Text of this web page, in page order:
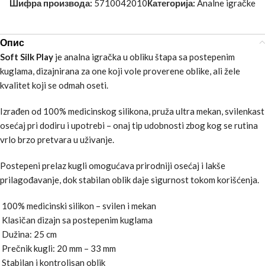
Шифра производа: 5710042010Категорија: Analne igračke
Опис
Soft Silk Play je analna igračka u obliku štapa sa postepenim
kuglama, dizajnirana za one koji vole proverene oblike, ali žele
kvalitet koji se odmah oseti.
Izrađen od 100% medicinskog silikona, pruža ultra mekan, svilenkast
osećaj pri dodiru i upotrebi – onaj tip udobnosti zbog kog se rutina
vrlo brzo pretvara u uživanje.
Postepeni prelaz kugli omogućava prirodniji osećaj i lakše
prilagođavanje, dok stabilan oblik daje sigurnost tokom korišćenja.
100% medicinski silikon – svilen i mekan
Klasičan dizajn sa postepenim kuglama
Dužina: 25 cm
Prečnik kugli: 20 mm – 33 mm
Stabilan i kontrolisan oblik